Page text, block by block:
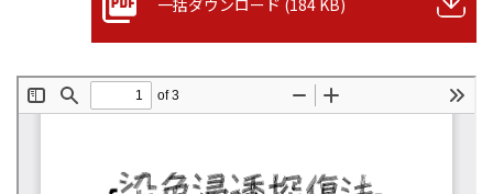
一括ダウンロード (184 KB)